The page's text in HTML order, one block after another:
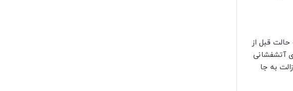
قبل از
آتشفشانی
کیلومتر مکعب بازالت به جا